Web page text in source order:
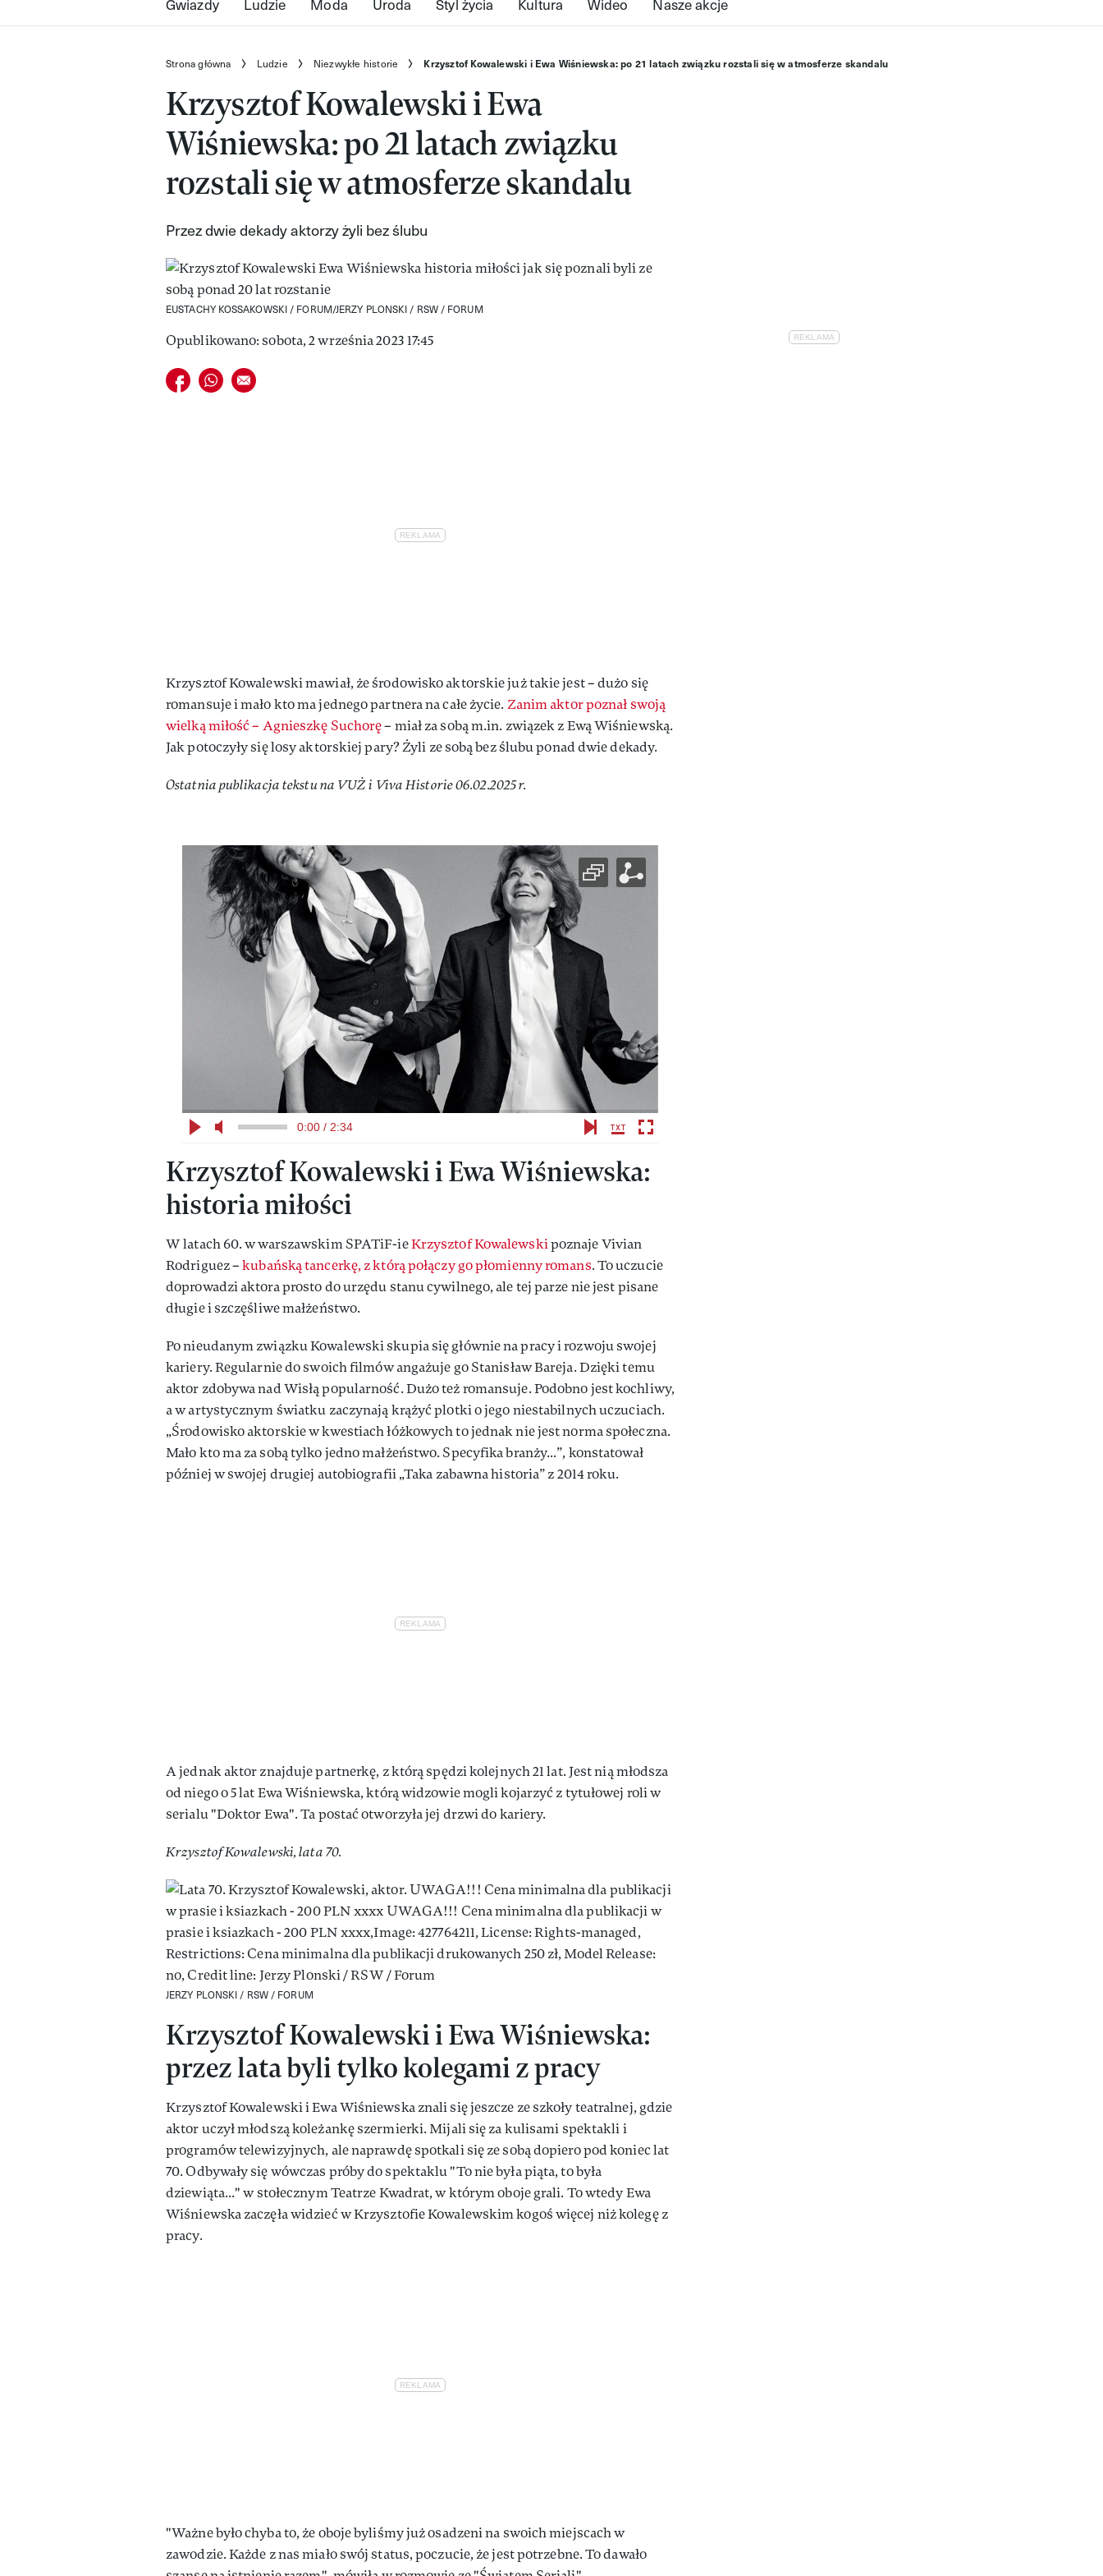
Strona główna Ludzie Niezwykłe historie Krzysztof Kowalewski i Ewa Wiśniewska: po 21 latach związku rozstali się w atmosferze skandalu
Krzysztof Kowalewski i Ewa
Wiśniewska: po 21 latach związku
rozstali się w atmosferze skandalu
Przez dwie dekady aktorzy żyli bez ślubu
EUSTACHY KOSSAKOWSKI / FORUM/JERZY PLONSKI / RSW / FORUM
Opublikowano: sobota, 2 września 2023 17:45
Udostępnij na facebook
Udostępnij na whatsapp
E-mail do przyjaciela
Krzysztof Kowalewski mawiał, że środowisko aktorskie już takie jest – dużo się
romansuje i mało kto ma jednego partnera na całe życie. Zanim aktor poznał swoją
wielką miłość – Agnieszkę Suchorę– miał za sobą m.in. związek z Ewą Wiśniewską.
Jak potoczyły się losy aktorskiej pary? Żyli ze sobą bez ślubu ponad dwie dekady.
Ostatnia publikacja tekstu na VUŻ i Viva Historie 06.02.2025 r.
0:00 / 2:34
Krzysztof Kowalewski i Ewa Wiśniewska:
historia miłości
W latach 60. w warszawskim SPATiF-ieKrzysztof Kowalewskipoznaje Vivian
Rodriguez –kubańską tancerkę, z którą połączy go płomienny romans. To uczucie
doprowadzi aktora prosto do urzędu stanu cywilnego, ale tej parze nie jest pisane
długie i szczęśliwe małżeństwo.
Po nieudanym związku Kowalewski skupia się głównie na pracy i rozwoju swojej
kariery. Regularnie do swoich filmów angażuje go Stanisław Bareja. Dzięki temu
aktor zdobywa nad Wisłą popularność. Dużo też romansuje. Podobno jest kochliwy,
a w artystycznym światku zaczynają krążyć plotki o jego niestabilnych uczuciach.
„Środowisko aktorskie w kwestiach łóżkowych to jednak nie jest norma społeczna.
Mało kto ma za sobą tylko jedno małżeństwo. Specyfika branży...”, konstatował
później w swojej drugiej autobiografii „Taka zabawna historia” z 2014 roku.
A jednak aktor znajduje partnerkę, z którą spędzi kolejnych 21 lat. Jest nią młodsza
od niego o 5 lat Ewa Wiśniewska, którą widzowie mogli kojarzyć z tytułowej roli w
serialu "Doktor Ewa". Ta postać otworzyła jej drzwi do kariery.
Krzysztof Kowalewski, lata 70.
JERZY PLONSKI / RSW / FORUM
Krzysztof Kowalewski i Ewa Wiśniewska:
przez lata byli tylko kolegami z pracy
Krzysztof Kowalewski i Ewa Wiśniewska znali się jeszcze ze szkoły teatralnej, gdzie
aktor uczył młodszą koleżankę szermierki. Mijali się za kulisami spektakli i
programów telewizyjnych, ale naprawdę spotkali się ze sobą dopiero pod koniec lat
70. Odbywały się wówczas próby do spektaklu "To nie była piąta, to była
dziewiąta..." w stołecznym Teatrze Kwadrat, w którym oboje grali. To wtedy Ewa
Wiśniewska zaczęła widzieć w Krzysztofie Kowalewskim kogoś więcej niż kolegę z
pracy.
"Ważne było chyba to, że oboje byliśmy już osadzeni na swoich miejscach w
zawodzie. Każde z nas miało swój status, poczucie, że jest potrzebne. To dawało